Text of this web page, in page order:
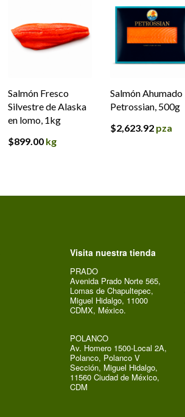
Salmón Fresco
Silvestre de Alaska
en lomo, 1kg
$899.00 kg
Salmón Ahumado
Petrossian, 500g
$2,623.92 pza
Visita nuestra tienda
PRADO
Avenida Prado Norte 565,
Lomas de Chapultepec,
Miguel Hidalgo, 11000
CDMX, México.
POLANCO
Av. Homero 1500-Local 2A,
Polanco, Polanco V
Sección, Miguel Hidalgo,
11560 Ciudad de México,
CDM